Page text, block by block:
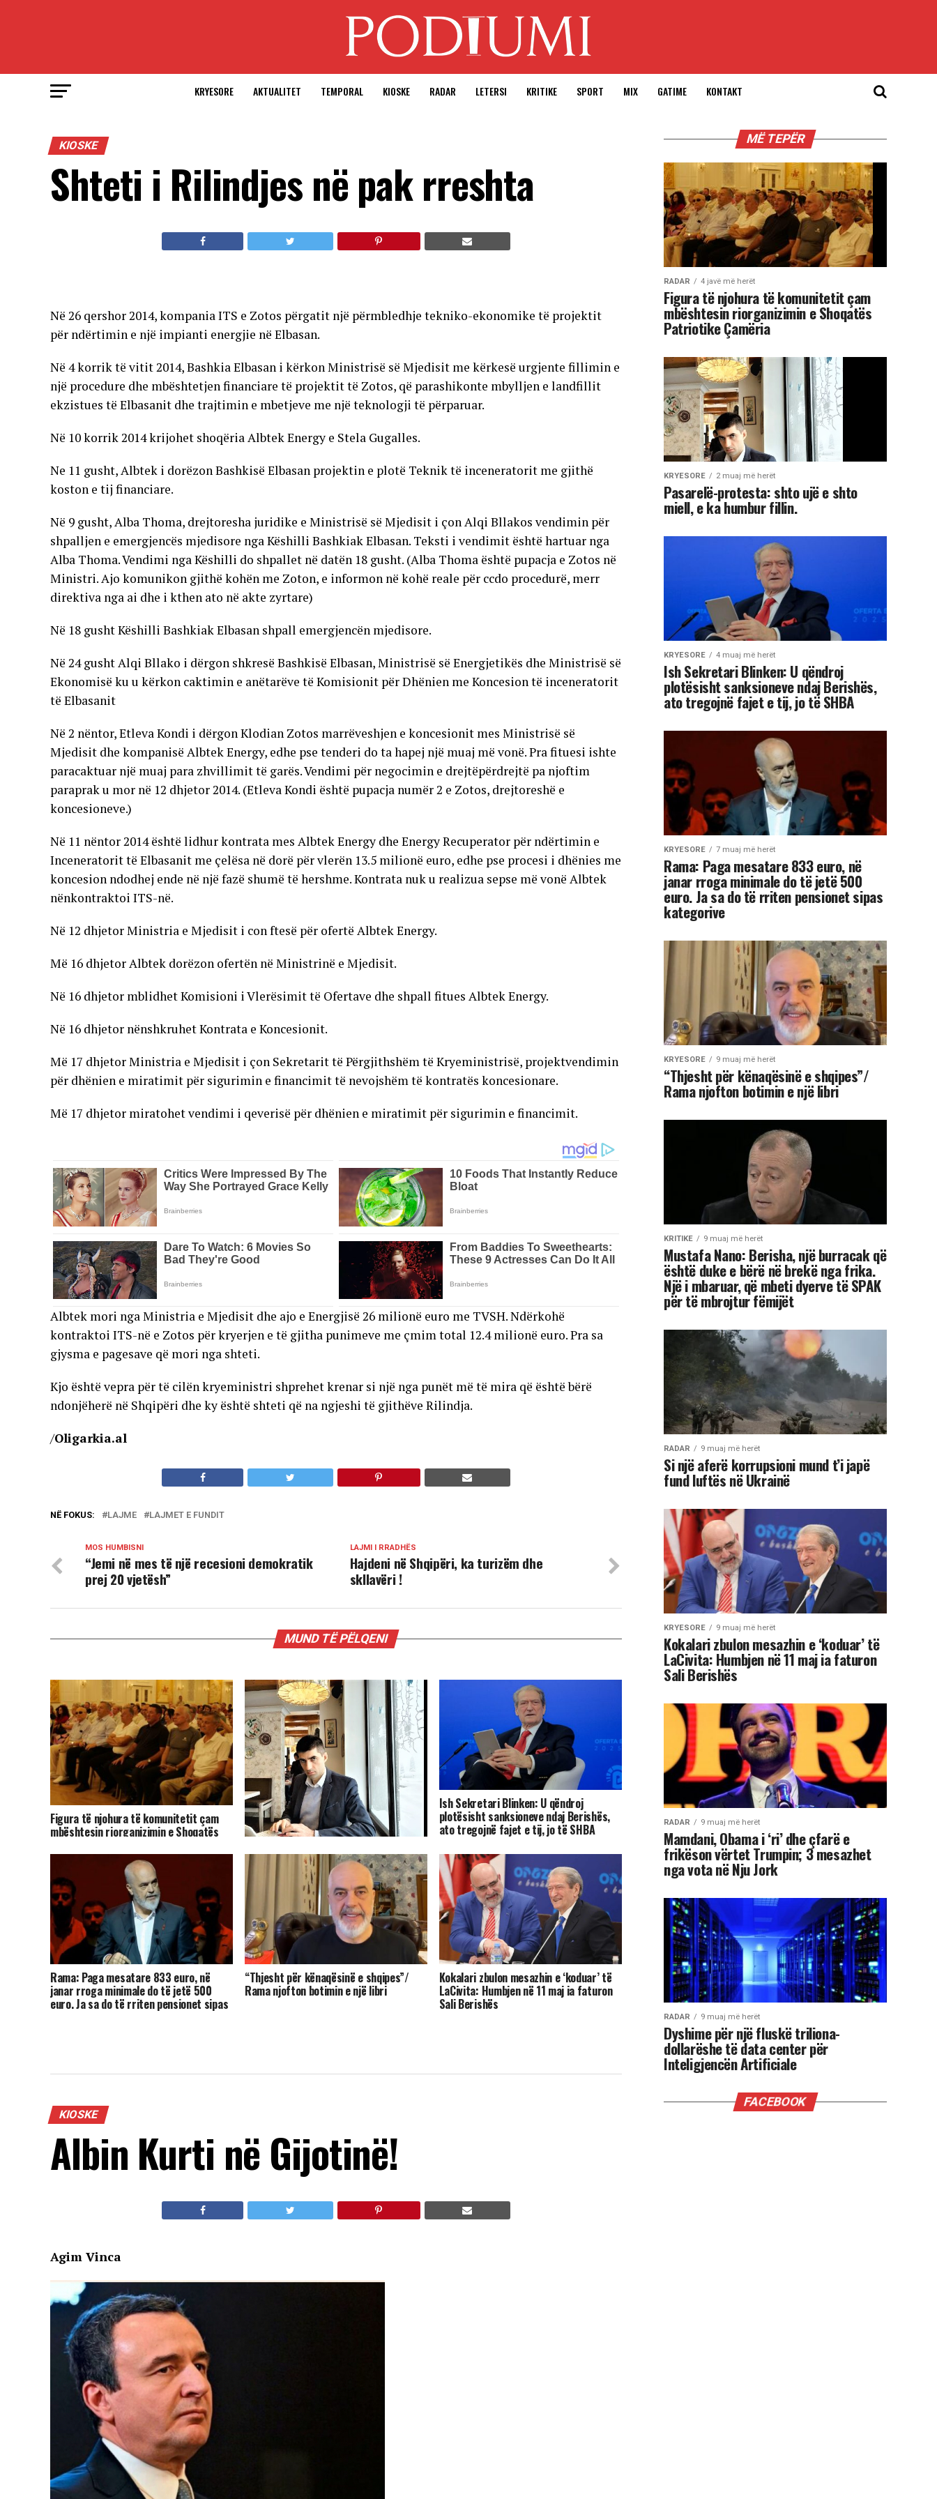
KRYESORE AKTUALITET TEMPORAL KIOSKE RADAR LETERSI KRITIKE SPORT MIX GATIME KONTAKT
KIOSKE
Shteti i Rilindjes në pak rreshta
Në 26 qershor 2014, kompania ITS e Zotos përgatit një përmbledhje tekniko-ekonomike të projektit
për ndërtimin e një impianti energjie në Elbasan.
Në 4 korrik të vitit 2014, Bashkia Elbasan i kërkon Ministrisë së Mjedisit me kërkesë urgjente fillimin e
një procedure dhe mbështetjen financiare të projektit të Zotos, që parashikonte mbylljen e landfillit
ekzistues të Elbasanit dhe trajtimin e mbetjeve me një teknologji të përparuar.
Në 10 korrik 2014 krijohet shoqëria Albtek Energy e Stela Gugalles.
Ne 11 gusht, Albtek i dorëzon Bashkisë Elbasan projektin e plotë Teknik të inceneratorit me gjithë
koston e tij financiare.
Në 9 gusht, Alba Thoma, drejtoresha juridike e Ministrisë së Mjedisit i çon Alqi Bllakos vendimin për
shpalljen e emergjencës mjedisore nga Këshilli Bashkiak Elbasan. Teksti i vendimit është hartuar nga
Alba Thoma. Vendimi nga Këshilli do shpallet në datën 18 gusht. (Alba Thoma është pupacja e Zotos në
Ministri. Ajo komunikon gjithë kohën me Zoton, e informon në kohë reale për ccdo procedurë, merr
direktiva nga ai dhe i kthen ato në akte zyrtare)
Në 18 gusht Këshilli Bashkiak Elbasan shpall emergjencën mjedisore.
Në 24 gusht Alqi Bllako i dërgon shkresë Bashkisë Elbasan, Ministrisë së Energjetikës dhe Ministrisë së
Ekonomisë ku u kërkon caktimin e anëtarëve të Komisionit për Dhënien me Koncesion të inceneratorit
të Elbasanit
Në 2 nëntor, Etleva Kondi i dërgon Klodian Zotos marrëveshjen e koncesionit mes Ministrisë së
Mjedisit dhe kompanisë Albtek Energy, edhe pse tenderi do ta hapej një muaj më vonë. Pra fituesi ishte
paracaktuar një muaj para zhvillimit të garës. Vendimi për negocimin e drejtëpërdrejtë pa njoftim
paraprak u mor në 12 dhjetor 2014. (Etleva Kondi është pupacja numër 2 e Zotos, drejtoreshë e
koncesioneve.)
Në 11 nëntor 2014 është lidhur kontrata mes Albtek Energy dhe Energy Recuperator për ndërtimin e
Inceneratorit të Elbasanit me çelësa në dorë për vlerën 13.5 milionë euro, edhe pse procesi i dhënies me
koncesion ndodhej ende në një fazë shumë të hershme. Kontrata nuk u realizua sepse më vonë Albtek
nënkontraktoi ITS-në.
Në 12 dhjetor Ministria e Mjedisit i con ftesë për ofertë Albtek Energy.
Më 16 dhjetor Albtek dorëzon ofertën në Ministrinë e Mjedisit.
Në 16 dhjetor mblidhet Komisioni i Vlerësimit të Ofertave dhe shpall fitues Albtek Energy.
Në 16 dhjetor nënshkruhet Kontrata e Koncesionit.
Më 17 dhjetor Ministria e Mjedisit i çon Sekretarit të Përgjithshëm të Kryeministrisë, projektvendimin
për dhënien e miratimit për sigurimin e financimit të nevojshëm të kontratës koncesionare.
Më 17 dhjetor miratohet vendimi i qeverisë për dhënien e miratimit për sigurimin e financimit.
Albtek mori nga Ministria e Mjedisit dhe ajo e Energjisë 26 milionë euro me TVSH. Ndërkohë
kontraktoi ITS-në e Zotos për kryerjen e të gjitha punimeve me çmim total 12.4 milionë euro. Pra sa
gjysma e pagesave që mori nga shteti.
Kjo është vepra për të cilën kryeministri shprehet krenar si një nga punët më të mira që është bërë
ndonjëherë në Shqipëri dhe ky është shteti që na ngjeshi të gjithëve Rilindja.
/Oligarkia.al
NË FOKUS: LAJME LAJMET E FUNDIT
LAJMI I RRADHËS
Hajdeni në Shqipëri, ka turizëm dhe
skllavëri !
MOS HUMBISNI
“Jemi në mes të një recesioni demokratik
prej 20 vjetësh”
MUND TË PËLQENI
Figura të njohura të komunitetit çam
mbështesin riorganizimin e Shoqatës
Pasarelë-protesta: shto ujë e shto
miell, e ka humbur fillin.
Ish Sekretari Blinken: U qëndroj
plotësisht sanksioneve ndaj Berishës,
ato tregojnë fajet e tij, jo të SHBA
Rama: Paga mesatare 833 euro, në
janar rroga minimale do të jetë 500
euro. Ja sa do të rriten pensionet sipas
“Thjesht për kënaqësinë e shqipes”/
Rama njofton botimin e një libri
Kokalari zbulon mesazhin e ‘koduar’ të
LaCivita: Humbjen në 11 maj ia faturon
Sali Berishës
KIOSKE
Albin Kurti në Gijotinë!
Agim Vinca
MË TEPËR
RADAR 4 javë më herët
Figura të njohura të komunitetit çam
mbështesin riorganizimin e Shoqatës
Patriotike Çamëria
KRYESORE 2 muaj më herët
Pasarelë-protesta: shto ujë e shto
miell, e ka humbur fillin.
KRYESORE 4 muaj më herët
Ish Sekretari Blinken: U qëndroj
plotësisht sanksioneve ndaj Berishës,
ato tregojnë fajet e tij, jo të SHBA
KRYESORE 7 muaj më herët
Rama: Paga mesatare 833 euro, në
janar rroga minimale do të jetë 500
euro. Ja sa do të rriten pensionet sipas
kategorive
KRYESORE 9 muaj më herët
“Thjesht për kënaqësinë e shqipes”/
Rama njofton botimin e një libri
KRITIKE 9 muaj më herët
Mustafa Nano: Berisha, një burracak që
është duke e bërë në brekë nga frika.
Një i mbaruar, që mbeti dyerve të SPAK
për të mbrojtur fëmijët
RADAR 9 muaj më herët
Si një aferë korrupsioni mund t’i japë
fund luftës në Ukrainë
KRYESORE 9 muaj më herët
Kokalari zbulon mesazhin e ‘koduar’ të
LaCivita: Humbjen në 11 maj ia faturon
Sali Berishës
RADAR 9 muaj më herët
Mamdani, Obama i ‘ri’ dhe çfarë e
frikëson vërtet Trumpin; 3 mesazhet
nga vota në Nju Jork
RADAR 9 muaj më herët
Dyshime për një fluskë triliona-
dollarëshe të data center për
Inteligjencën Artificiale
FACEBOOK